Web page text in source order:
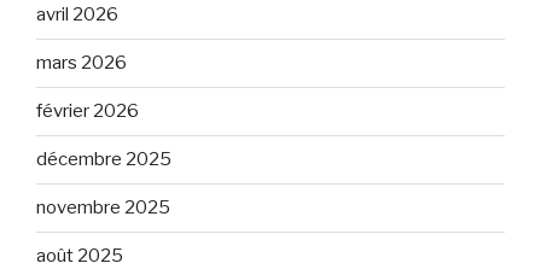
avril 2026
mars 2026
février 2026
décembre 2025
novembre 2025
août 2025